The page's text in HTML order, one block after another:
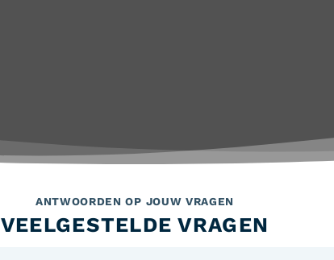
ANTWOORDEN OP JOUW VRAGEN
VEELGESTELDE VRAGEN